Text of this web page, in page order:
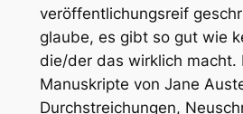
veröffentlichungsreif
glaube, es gibt so gut wie
die/der das wirklich macht.
Manuskripte von Jane
Durchstreichungen,